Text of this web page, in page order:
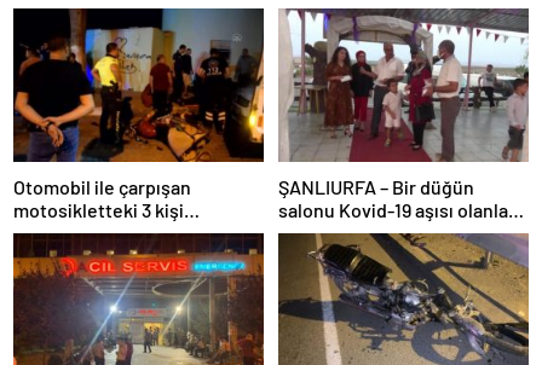
Otomobil ile çarpışan
motosikletteki 3 kişi
yaralandı
ŞANLIURFA – Bir düğün
salonu Kovid-19 aşısı olanlara
yarı yarıya indirim yapıyor